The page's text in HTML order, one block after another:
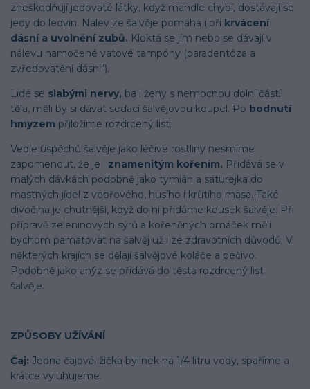
zneškodňují jedovaté látky, když mandle chybí, dostávají se
jedy do ledvin. Nálev ze šalvěje pomáhá i při krvácení
dásní a uvolnění zubů. Kloktá se jím nebo se dávají v
nálevu namočené vatové tampóny (paradentóza a
zvředovatění dásni“).
Lidé se slabými nervy, ba i ženy s nemocnou dolní částí
těla, měli by si dávat sedací šalvějovou koupel. Po bodnutí
hmyzem přiložíme rozdrcený list.
Vedle úspěchů šalvěje jako léčivé rostliny nesmíme
zapomenout, že je i znamenitým kořením. Přidává se v
malých dávkách podobně jako tymián a saturejka do
mastných jídel z vepřového, husího i krůtího masa. Také
divočina je chutnější, když do ní přidáme kousek šalvěje. Při
přípravě zeleninových sýrů a kořeněných omáček měli
bychom pamatovat na šalvěj už i ze zdravotních důvodů. V
některých krajích se dělají šalvějové koláče a pečivo.
Podobně jako anýz se přidává do těsta rozdrcený list
šalvěje.
ZPŮSOBY UŽÍVÁNÍ
Čaj: Jedna čajová lžička bylinek na 1/4 litru vody, spaříme a
krátce vyluhujeme.